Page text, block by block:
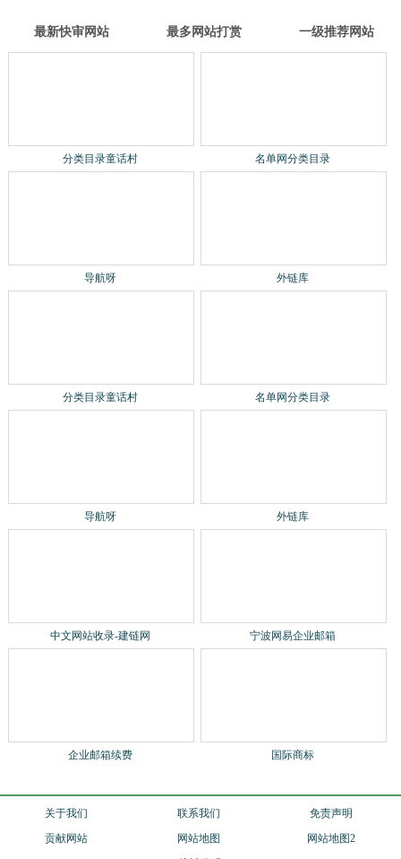
最新快审网站 最多网站打赏 一级推荐网站
分类目录童话村 名单网分类目录
导航呀 外链库
分类目录童话村 名单网分类目录
导航呀 外链库
中文网站收录-建链网 宁波网易企业邮箱
国际商标
关于我们 联系我们
免责声明
贡献网站
网站地图
网站地图2